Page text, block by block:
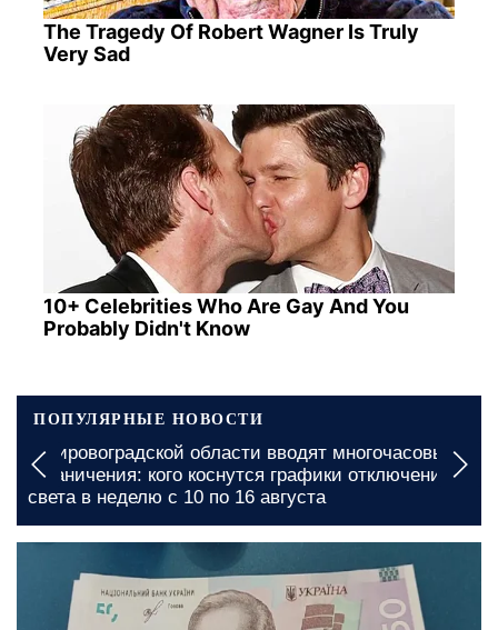
The Tragedy Of Robert Wagner Is Truly
Very Sad
10+ Celebrities Who Are Gay And You
Probably Didn't Know
ПОПУЛЯРНЫЕ НОВОСТИ
В Кировоградской области вводят многочасовые
ограничения: кого коснутся графики отключения
света в неделю с 10 по 16 августа